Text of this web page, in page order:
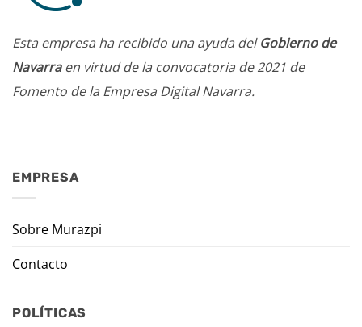
Esta empresa ha recibido una ayuda delGobierno de
Navarraen virtud de la convocatoria de 2021 de
Fomento de la Empresa Digital Navarra.
EMPRESA
Sobre Murazpi
Contacto
POLÍTICAS